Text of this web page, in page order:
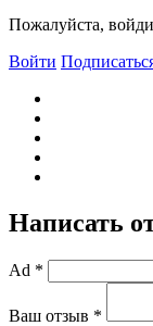
Пожалуйста,
Войти
Написать
Ad *
Ваш отзыв *